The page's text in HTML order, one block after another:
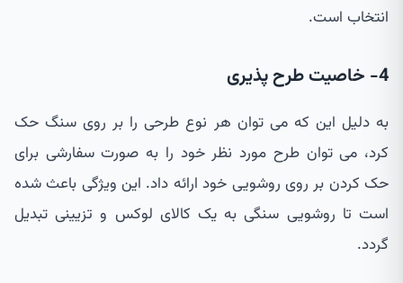
انتخاب است.
4- خاصیت طرح پذیری
به دلیل این که می توان هر نوع طرحی را بر روی سنگ حک
کرد، می توان طرح مورد نظر خود را به صورت سفارشی برای
حک کردن بر روی روشویی خود ارائه داد. این ویژگی باعث شده
است تا روشویی سنگی به یک کالای لوکس و تزیینی تبدیل
گردد.